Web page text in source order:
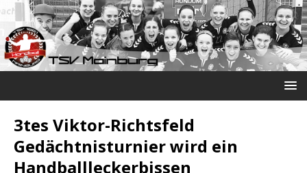
3tes Viktor-Richtsfeld
Gedächtnisturnier wird ein
Handballleckerbissen